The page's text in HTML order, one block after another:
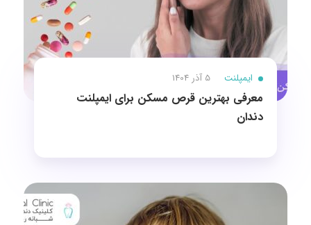
ایمپلنت 5 آذر 1404
معرفی بهترین قرص مسکن برای ایمپلنت
دندان